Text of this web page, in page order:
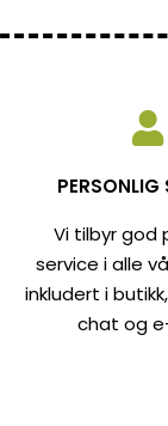
PERSONLIG
Vi tilbyr god
service i alle
inkludert i
chat og